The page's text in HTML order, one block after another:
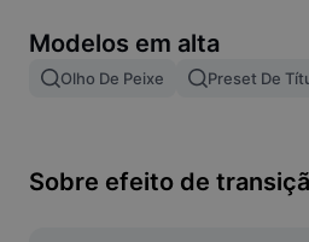
Mesclar imagens
Redimensionar Imagem
Modelos em alta
Olho De Peixe Preset De
Sobre efeito de